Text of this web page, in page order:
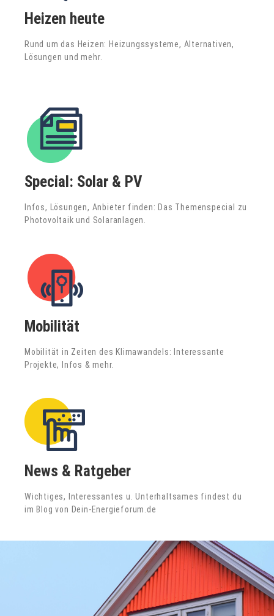
Heizen heute
Rund um das Heizen: Heizungssysteme, Alternativen,
Lösungen und mehr.
Special: Solar & PV
Infos, Lösungen, Anbieter finden: Das Themenspecial zu
Photovoltaik und Solaranlagen.
Mobilität
Mobilität in Zeiten des Klimawandels: Interessante
Projekte, Infos & mehr.
News & Ratgeber
Wichtiges, Interessantes u. Unterhaltsames findest du
im Blog von Dein-Energieforum.de